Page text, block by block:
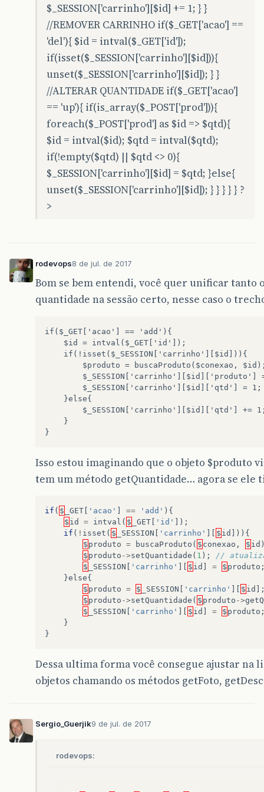
$_SESSION['carrinho'][$id] += 1; } }
//REMOVER CARRINHO if($_GET['acao'] ==
'del'){ $id = intval($_GET['id']);
if(isset($_SESSION['carrinho'][$id])){
unset($_SESSION['carrinho'][$id]); } }
//ALTERAR QUANTIDADE if($_GET['acao']
== 'up'){ if(is_array($_POST['prod'])){
foreach($_POST['prod'] as $id => $qtd){
$id = intval($id); $qtd = intval($qtd);
if(!empty($qtd) || $qtd <> 0){
$_SESSION['carrinho'][$id] = $qtd; }else{
unset($_SESSION['carrinho'][$id]); } } } } } ?
>
rodevops8 de jul. de 2017
Bom se bem entendi, você quer unificar tanto
quantidade na sessão certo, nesse caso o
if($_GET['acao'] == 'add'){
    $id = intval($_GET['id']);
    if(!isset($_SESSION['carrinho'][$id])){
$produto = buscaProduto($conexao,
$_SESSION['carrinho'][$id]['produto']
        $_SESSION['carrinho'][$id]['qtd'] = 1;
    }else{
$_SESSION['carrinho'][$id]['qtd'] +=
    }
}
Isso estou imaginando que o objeto $produto
tem um método getQuantidade… agora se ele
if ( $ _GET 'acao' == 'add' ){
$ id = intval ( $ _GET 'id'
]);
if ( ! isset ( $ _SESSION 'carrinho' $ id
])){
$ produto = buscaProduto ( $ conexao , $ id
$ produto ->setQuantidade ( 1 );
//
$
_SESSION 'carrinho' $ id = $ produto
}else{
$ produto = $ _SESSION 'carrinho' $ id
$ produto ->setQuantidade ( $ produto ->
$
_SESSION 'carrinho' $ id = $ produto
}
}
Dessa ultima forma você consegue ajustar na
objetos chamando os métodos getFoto,
Sergio_Guerjik9 de jul. de 2017
rodevops: